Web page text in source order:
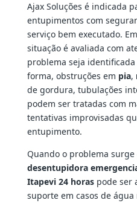
Ajax Soluções é indicada
entupimentos com
serviço bem executado.
situação é avaliada com
problema seja identificada
forma, obstruções em pia,
de gordura, tubulações
podem ser tratadas com
tentativas improvisadas
entupimento.
Quando o problema
desentupidora
Itapevi 24 horaspode ser
suporte em casos de